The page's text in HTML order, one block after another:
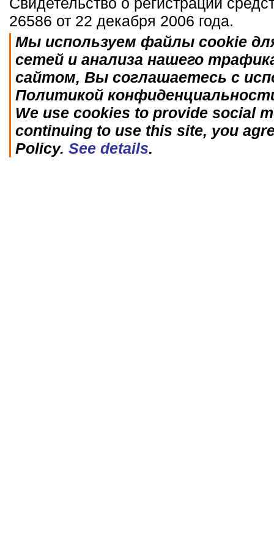
26586 от 22 декабря 2006 года.
Мы используем файлы cookie
сетей и анализа нашего
сайтом, Вы соглашаетесь с
Политикой
We use cookies to provide social
continuing to use this site, you
Policy. See details.